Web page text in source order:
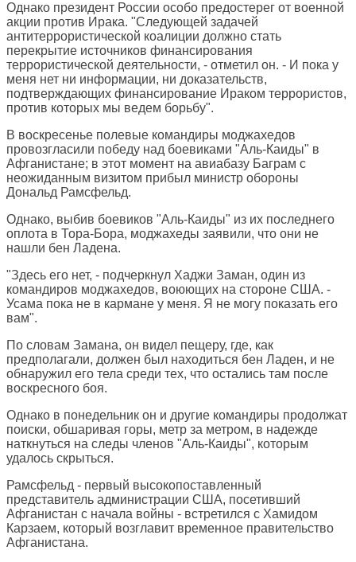
Однако президент России особо предостерег от военной
акции против Ирака. "Следующей задачей
антитеррористической коалиции должно стать
перекрытие источников финансирования
террористической деятельности, - отметил он. - И пока у
меня нет ни информации, ни доказательств,
подтверждающих финансирование Ираком террористов,
против которых мы ведем борьбу".
В воскресенье полевые командиры моджахедов
провозгласили победу над боевиками "Аль-Каиды" в
Афганистане; в этот момент на авиабазу Баграм с
неожиданным визитом прибыл министр обороны
Дональд Рамсфельд.
Однако, выбив боевиков "Аль-Каиды" из их последнего
оплота в Тора-Бора, моджахеды заявили, что они не
нашли бен Ладена.
"Здесь его нет, - подчеркнул Хаджи Заман, один из
командиров моджахедов, воюющих на стороне США. -
Усама пока не в кармане у меня. Я не могу показать его
вам".
По словам Замана, он видел пещеру, где, как
предполагали, должен был находиться бен Ладен, и не
обнаружил его тела среди тех, что остались там после
воскресного боя.
Однако в понедельник он и другие командиры продолжат
поиски, обшаривая горы, метр за метром, в надежде
наткнуться на следы членов "Аль-Каиды", которым
удалось скрыться.
Рамсфельд - первый высокопоставленный
представитель администрации США, посетивший
Афганистан с начала войны - встретился с Хамидом
Карзаем, который возглавит временное правительство
Афганистана.